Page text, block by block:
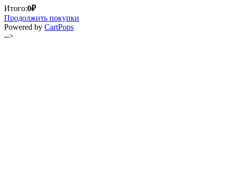
Итого:0₽
Продолжить покупки
Powered by CartPops(opens
-->